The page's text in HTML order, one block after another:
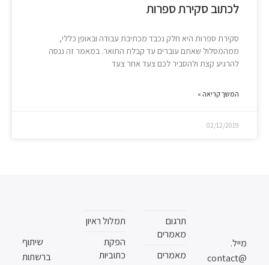
לכתוב סקירת ספרות
סקירת ספרות היא חלק נכבד מכתיבת עבודה ובאופן כללי,
ממהמסלול שאתם עוברים עד קבלת התואר. במאמר זה ננסה
להרגיע קצת ולהסביר לכם צעד אחר צעד
המשך קריאה »
02/12/2019
מייל.
contact@
תרגום
מאמרים
מאמרים
תמלול ראיון
הפקת
כתוביות
שיתוף
ברשתות